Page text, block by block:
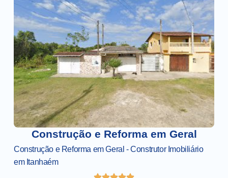
Construção e Reforma em Geral
Construção e Reforma em Geral - Construtor Imobiliário
em Itanhaém